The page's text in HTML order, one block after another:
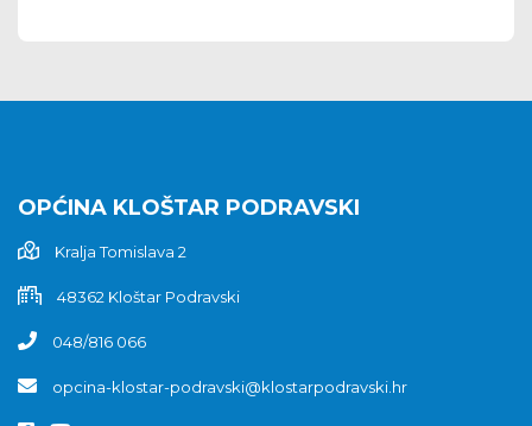
OPĆINA KLOŠTAR PODRAVSKI
Kralja Tomislava 2
48362 Kloštar Podravski
048/816 066
opcina-klostar-podravski@klostarpodravski.hr